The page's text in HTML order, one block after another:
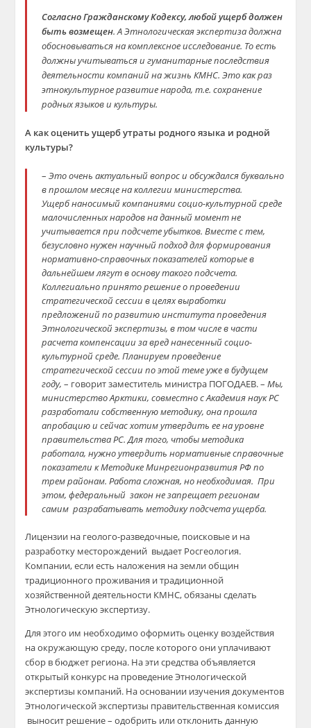
Согласно Гражданскому Кодексу, любой ущерб должен
быть возмещен. А Этнологическая экспертиза должна
обосновываться на комплексное исследование. То есть
должны учитываться и гуманитарные последствия
деятельности компаний на жизнь КМНС. Это как раз
этнокультурное развитие народа, т.е. сохранение
родных языков и культуры.
А как оценить ущербутраты родного языка и родной
культуры?
–Это очень актуальный вопрос и обсуждался буквально
в прошлом месяце на коллегии министерства.
Ущерб наносимый компаниями социо-культурной среде
малочисленных народов на данный момент не
учитывается при подсчетеубытков. Вместе с тем,
безусловно нужен научный подход для формирования
нормативно-справочных показателей которые в
дальнейшем лягут воснову такого подсчета.
Коллегиально принято решение о проведении
стратегической сессии в целях выработки
предложений по развитию института проведения
Этнологической экспертизы, в том числе в части
расчета компенсации за вред нанесенный социо-
культурной среде. Планируем проведение
стратегической сессии по этой теме уже в будущем
году, – говорит заместитель министра ПОГОДАЕВ.– Мы,
министерство Арктики, совместно сАкадемиянаук РС
разработалисобственную методику, она прошла
апробацию и сейчас хотим утвердить ее на уровне
правительства РС. Для того, чтобы методика
работала, нужно утвердитьнормативные справочные
показатели к Методике Минрегионразвития РФ по
трем районам. Работа сложная, но необходимая. При
этом, федеральный законне запрещает регионам
самим разрабатывать методику подсчета ущерба.
Лицензии на геолого-разведочные, поисковые и на
разработку месторождений выдает Росгеология.
Компании, если есть наложения на землиобщин
традиционного проживания и традиционной
хозяйственной деятельности КМНС, обязаны сделать
Этнологическую экспертизу.
Для этого им необходимо оформитьоценку воздействия
на окружающую среду, после которогоониуплачивают
сбор в бюджет региона. На эти средства объявляется
открытый конкурс на проведениеЭтнологической
экспертизы компаний. На основании изучения документов
Этнологической экспертизы правительственная комиссия
выносит решение – одобрить или отклонить данную